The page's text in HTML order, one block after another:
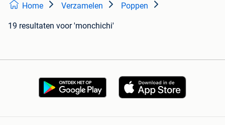
Home Verzamelen Poppen
19 resultaten voor 'monchichi'